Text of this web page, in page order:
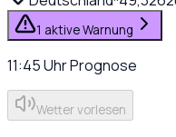
1 aktive Warnung
11:45UhrPrognose
Wetter vorlesen